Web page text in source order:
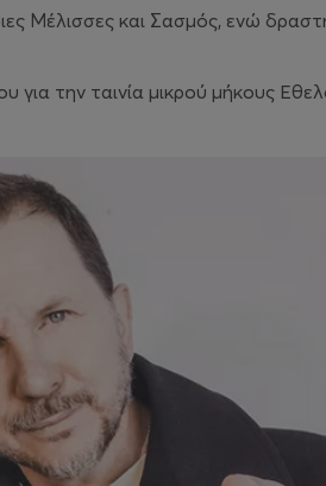
Μέλισσες και Σασμός, ενώ
για την ταινία μικρού μήκους